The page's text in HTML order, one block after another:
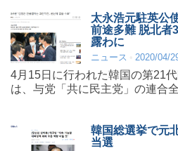
太永浩元駐英公
前途多難 脱北者
露わに
ニュース 2020/04/
4月15日に行われた韓国の第21
は、与党「共に民主党」の連合
韓国総選挙で元
当選